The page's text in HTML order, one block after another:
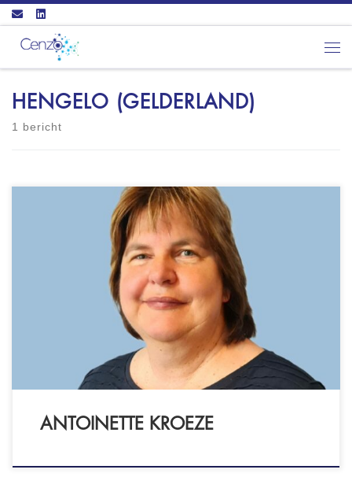
Ga naar inhoud
HENGELO (GELDERLAND)
1 bericht
Kroeze Psychologie en Systeemtherapie
Raadhuisstraat 18 7255 BN HENGELO (GLD) -
GZ-psycholoog (BIG-nummer: 09019121225) -
lid NIP en NVRG
ANTOINETTE KROEZE